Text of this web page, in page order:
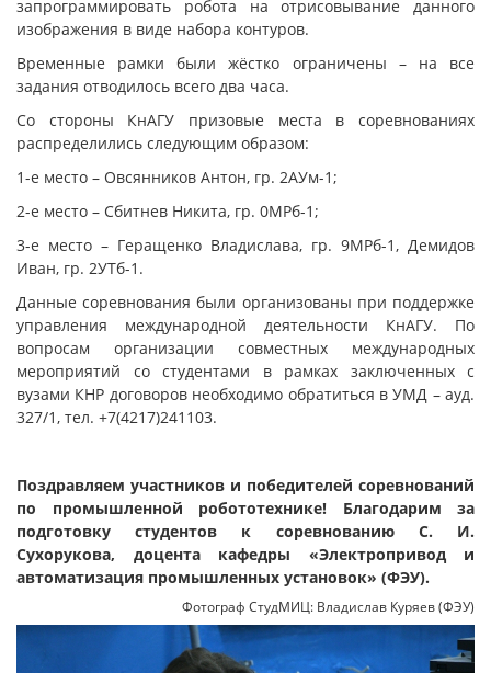
запрограммировать робота на отрисовывание данного
изображения в виде набора контуров.
Временные рамки были жёстко ограничены – на все
задания отводилось всего два часа.
Со стороны КнАГУ призовые места в соревнованиях
распределились следующим образом:
1-е место – Овсянников Антон, гр. 2АУм-1;
2-е место – Сбитнев Никита, гр. 0МРб-1;
3-е место – Геращенко Владислава, гр. 9МРб-1, Демидов
Иван, гр. 2УТб-1.
Данные соревнования были организованы при поддержке
управления международной деятельности КнАГУ. По
вопросам организации совместных международных
мероприятий со студентами в рамках заключенных с
вузами КНР договоров необходимо обратиться в УМД – ауд.
327/1, тел. +7(4217)241103.
Поздравляем участников и победителей соревнований
по промышленной робототехнике! Благодарим за
подготовку студентов к соревнованию С. И.
Сухорукова, доцента кафедры «Электропривод и
автоматизация промышленных установок» (ФЭУ).
Фотограф СтудМИЦ: Владислав Куряев (ФЭУ)